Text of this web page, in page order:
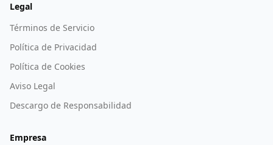
Legal
Términos de Servicio
Política de Privacidad
Política de Cookies
Aviso Legal
Descargo de Responsabilidad
Empresa